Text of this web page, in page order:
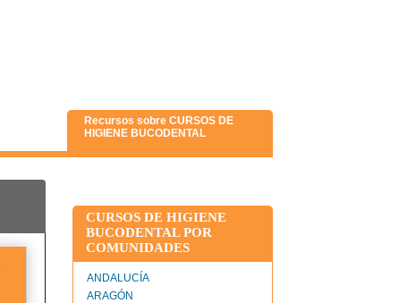
Recursos sobre CURSOS DE
HIGIENE BUCODENTAL
CURSOS DE HIGIENE
BUCODENTAL POR
COMUNIDADES
ANDALUCÍA
ARAGÓN